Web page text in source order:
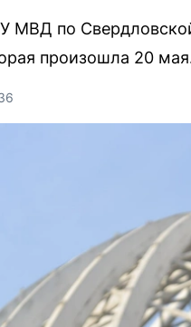
МВД по
произошла 20